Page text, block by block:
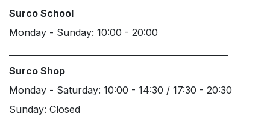
Surco School
Monday - Sunday: 10:00 - 20:00
Surco Shop
Monday - Saturday: 10:00 - 14:30 / 17:30 - 20:30
Sunday: Closed